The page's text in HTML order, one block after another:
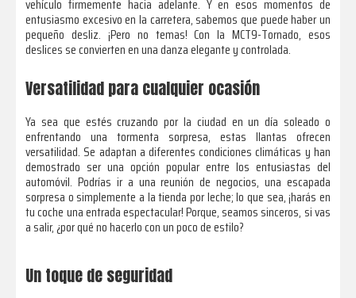
vehículo firmemente hacia adelante. Y en esos momentos de
entusiasmo excesivo en la carretera, sabemos que puede haber un
pequeño desliz. ¡Pero no temas! Con la MCT9-Tornado, esos
deslices se convierten en una danza elegante y controlada.
Versatilidad para cualquier ocasión
Ya sea que estés cruzando por la ciudad en un día soleado o
enfrentando una tormenta sorpresa, estas llantas ofrecen
versatilidad. Se adaptan a diferentes condiciones climáticas y han
demostrado ser una opción popular entre los entusiastas del
automóvil. Podrías ir a una reunión de negocios, una escapada
sorpresa o simplemente a la tienda por leche; lo que sea, ¡harás en
tu coche una entrada espectacular! Porque, seamos sinceros, si vas
a salir, ¿por qué no hacerlo con un poco de estilo?
Un toque de seguridad